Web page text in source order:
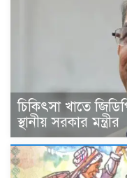
চিকিৎসা খাতে
স্থানীয় সরকার মন্ত্রীর